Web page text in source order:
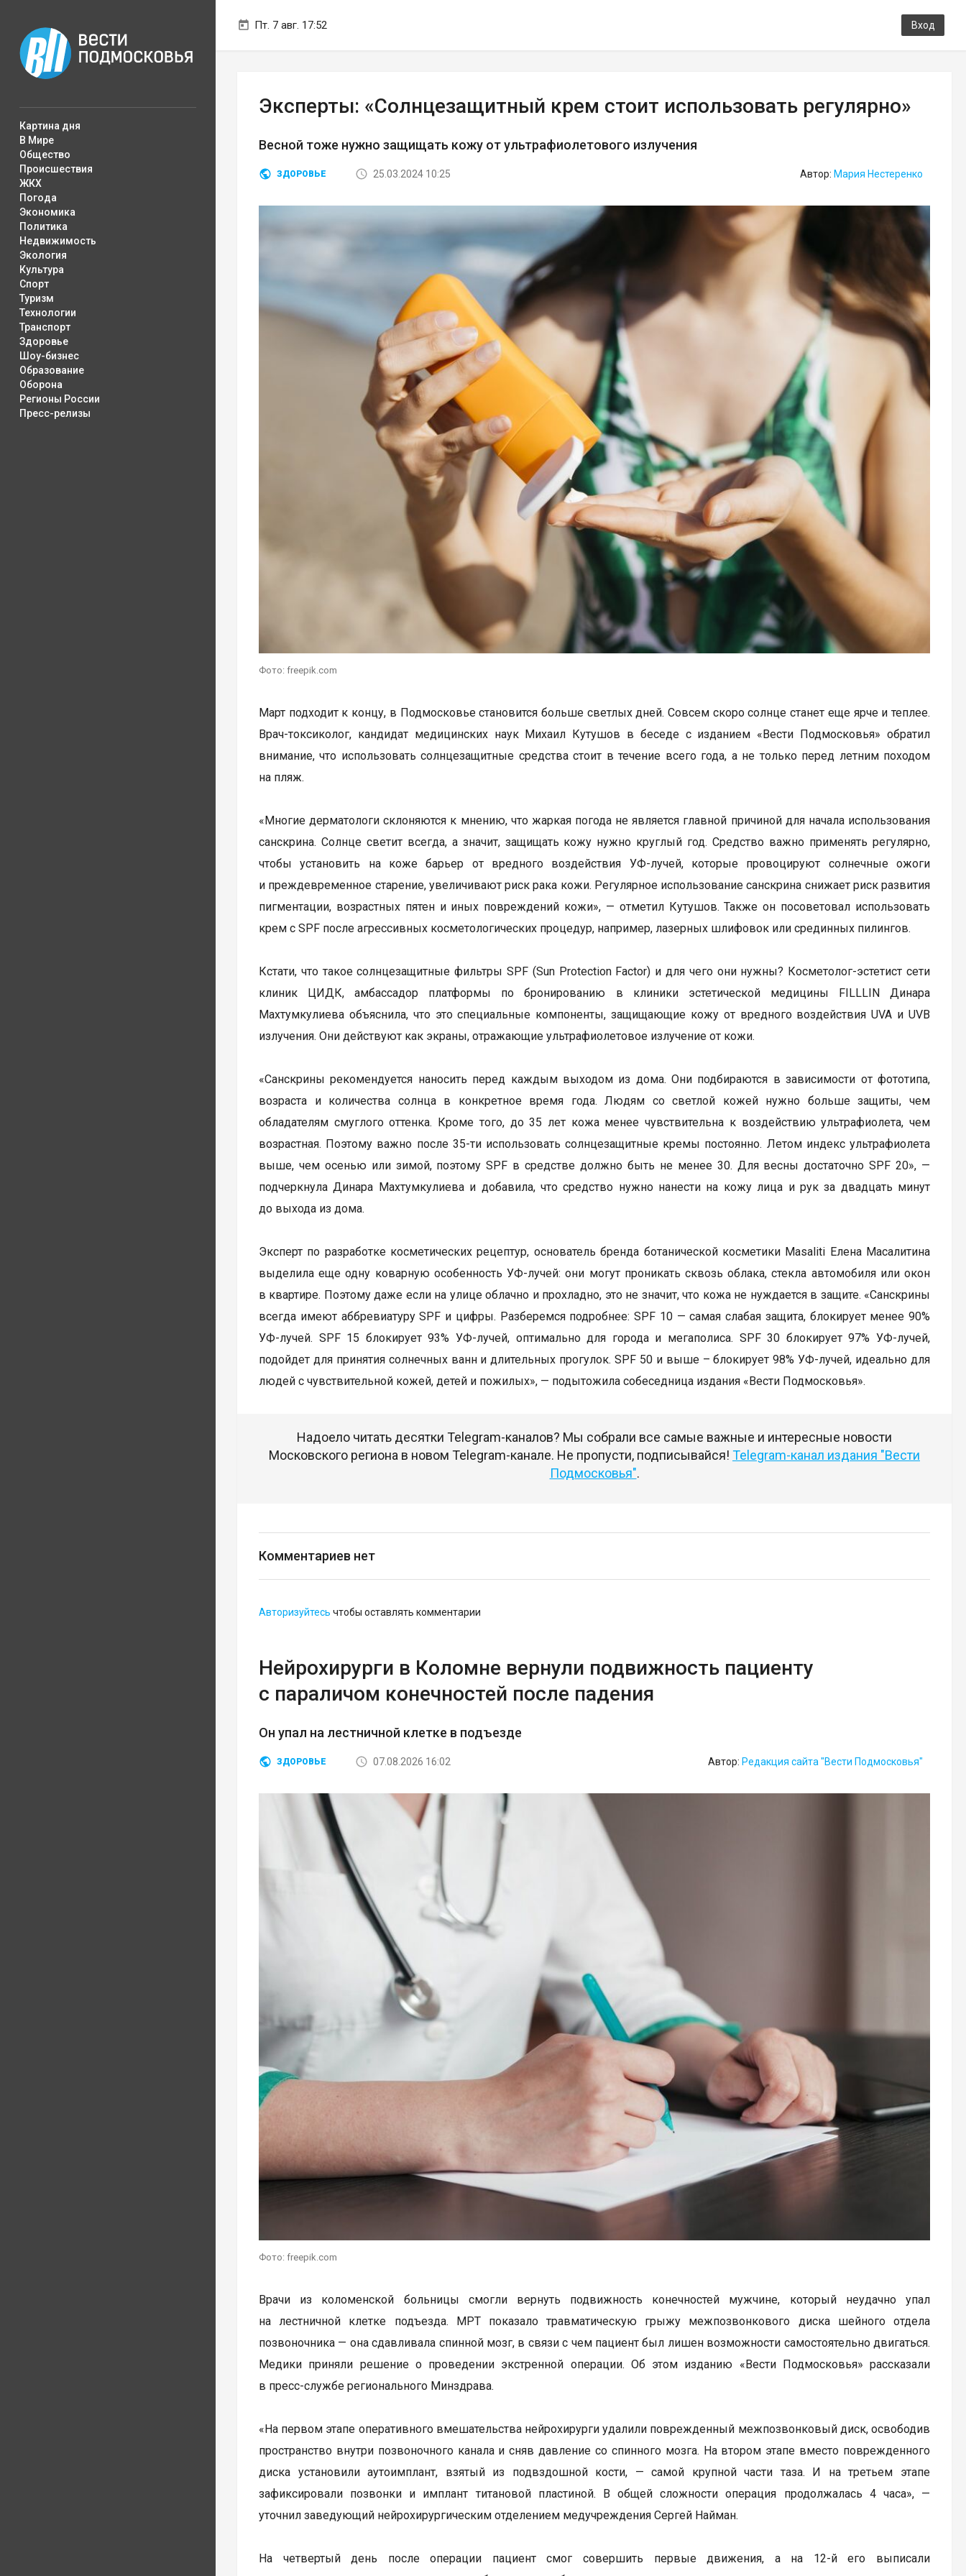
Пт. 7 авг. 17:52 Вход
Картина дня
В Мире
Общество
Происшествия
ЖКХ
Погода
Экономика
Политика
Недвижимость
Экология
Культура
Спорт
Туризм
Технологии
Транспорт
Здоровье
Шоу-бизнес
Образование
Оборона
Регионы России
Пресс-релизы
Эксперты: «Солнцезащитный крем стоит использовать регулярно»
Весной тоже нужно защищать кожу от ультрафиолетового излучения
ЗДОРОВЬЕ 25.03.2024 10:25 Автор: Мария Нестеренко
Фото: freepik.com
Март подходит к концу, в Подмосковье становится больше светлых дней. Совсем скоро солнце станет еще ярче и теплее.
Врач-токсиколог, кандидат медицинских наук Михаил Кутушов в беседе с изданием «Вести Подмосковья» обратил
внимание, что использовать солнцезащитные средства стоит в течение всего года, а не только перед летним походом
на пляж.
«Многие дерматологи склоняются к мнению, что жаркая погода не является главной причиной для начала использования
санскрина. Солнце светит всегда, а значит, защищать кожу нужно круглый год. Средство важно применять регулярно,
чтобы установить на коже барьер от вредного воздействия УФ-лучей, которые провоцируют солнечные ожоги
и преждевременное старение, увеличивают риск рака кожи. Регулярное использование санскрина снижает риск развития
пигментации, возрастных пятен и иных повреждений кожи», — отметил Кутушов. Также он посоветовал использовать
крем с SPF после агрессивных косметологических процедур, например, лазерных шлифовок или срединных пилингов.
Кстати, что такое солнцезащитные фильтры SPF (Sun Protection Factor) и для чего они нужны? Косметолог-эстетист сети
клиник ЦИДК, амбассадор платформы по бронированию в клиники эстетической медицины FILLLIN Динара
Махтумкулиева объяснила, что это специальные компоненты, защищающие кожу от вредного воздействия UVA и UVB
излучения. Они действуют как экраны, отражающие ультрафиолетовое излучение от кожи.
«Санскрины рекомендуется наносить перед каждым выходом из дома. Они подбираются в зависимости от фототипа,
возраста и количества солнца в конкретное время года. Людям со светлой кожей нужно больше защиты, чем
обладателям смуглого оттенка. Кроме того, до 35 лет кожа менее чувствительна к воздействию ультрафиолета, чем
возрастная. Поэтому важно после 35-ти использовать солнцезащитные кремы постоянно. Летом индекс ультрафиолета
выше, чем осенью или зимой, поэтому SPF в средстве должно быть не менее 30. Для весны достаточно SPF 20», —
подчеркнула Динара Махтумкулиева и добавила, что средство нужно нанести на кожу лица и рук за двадцать минут
до выхода из дома.
Эксперт по разработке косметических рецептур, основатель бренда ботанической косметики Masaliti Елена Масалитина
выделила еще одну коварную особенность УФ-лучей: они могут проникать сквозь облака, стекла автомобиля или окон
в квартире. Поэтому даже если на улице облачно и прохладно, это не значит, что кожа не нуждается в защите. «Санскрины
всегда имеют аббревиатуру SPF и цифры. Разберемся подробнее: SPF 10 — самая слабая защита, блокирует менее 90%
УФ-лучей. SPF 15 блокирует 93% УФ-лучей, оптимально для города и мегаполиса. SPF 30 блокирует 97% УФ-лучей,
подойдет для принятия солнечных ванн и длительных прогулок. SPF 50 и выше – блокирует 98% УФ-лучей, идеально для
людей с чувствительной кожей, детей и пожилых», — подытожила собеседница издания «Вести Подмосковья».
Надоело читать десятки Telegram-каналов? Мы собрали все самые важные и интересные новости
Московского региона в новом Telegram-канале. Не пропусти, подписывайся! Telegram-канал издания "Вести
Подмосковья".
Комментариев нет
Авторизуйтесь чтобы оставлять комментарии
Нейрохирурги в Коломне вернули подвижность пациенту
с параличом конечностей после падения
Он упал на лестничной клетке в подъезде
ЗДОРОВЬЕ 07.08.2026 16:02 Автор: Редакция сайта "Вести Подмосковья"
Фото: freepik.com
Врачи из коломенской больницы смогли вернуть подвижность конечностей мужчине, который неудачно упал
на лестничной клетке подъезда. МРТ показало травматическую грыжу межпозвонкового диска шейного отдела
позвоночника — она сдавливала спинной мозг, в связи с чем пациент был лишен возможности самостоятельно двигаться.
Медики приняли решение о проведении экстренной операции. Об этом изданию «Вести Подмосковья» рассказали
в пресс-службе регионального Минздрава.
«На первом этапе оперативного вмешательства нейрохирурги удалили поврежденный межпозвонковый диск, освободив
пространство внутри позвоночного канала и сняв давление со спинного мозга. На втором этапе вместо поврежденного
диска установили аутоимплант, взятый из подвздошной кости, — самой крупной части таза. И на третьем этапе
зафиксировали позвонки и имплант титановой пластиной. В общей сложности операция продолжалась 4 часа», —
уточнил заведующий нейрохирургическим отделением медучреждения Сергей Найман.
На четвертый день после операции пациент смог совершить первые движения, а на 12-й его выписали